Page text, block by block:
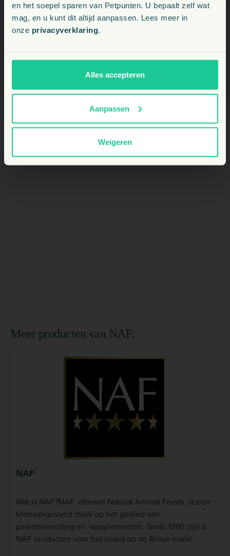
en het soepel sparen van Petpunten. U bepaalt zelf wat
mag, en u kunt dit altijd aanpassen. Lees meer in
onze privacyverklaring.
Alles accepteren
Aanpassen
Weigeren
Meer producten van NAF:
NAF
Wat is NAF?NAF, oftewel Natural Animal Feeds, is een
toonaangevend merk op het gebied van
paardenvoeding en -supplementen. Sinds 1990 zijn de
NAF producten voor het paard op de Britse markt
Kies uw land: